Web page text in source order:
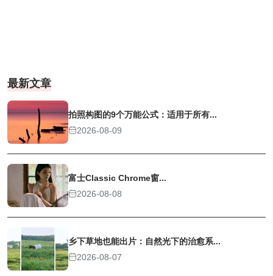
最新文章
拍照构图的9个万能公式：适用于所有...
2026-08-09
富士Classic Chrome窗...
2026-08-08
乡下草地也能出片：自然光下的治愈系...
2026-08-07